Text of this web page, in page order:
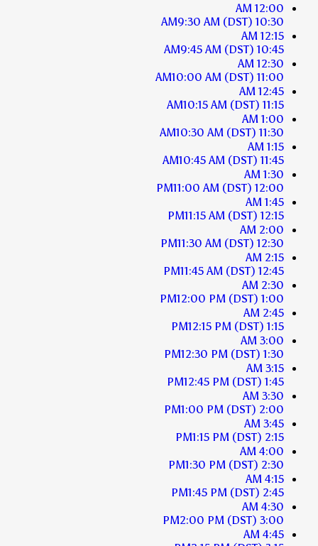
12:00 AM
10:30 AM
9:30 AM (DST)
12:15 AM
10:45 AM
9:45 AM (DST)
12:30 AM
11:00 AM
10:00 AM (DST)
12:45 AM
11:15 AM
10:15 AM (DST)
1:00 AM
11:30 AM
10:30 AM (DST)
1:15 AM
11:45 AM
10:45 AM (DST)
1:30 AM
12:00 PM
11:00 AM (DST)
1:45 AM
12:15 PM
11:15 AM (DST)
2:00 AM
12:30 PM
11:30 AM (DST)
2:15 AM
12:45 PM
11:45 AM (DST)
2:30 AM
1:00 PM
12:00 PM (DST)
2:45 AM
1:15 PM
12:15 PM (DST)
3:00 AM
1:30 PM
12:30 PM (DST)
3:15 AM
1:45 PM
12:45 PM (DST)
3:30 AM
2:00 PM
1:00 PM (DST)
3:45 AM
2:15 PM
1:15 PM (DST)
4:00 AM
2:30 PM
1:30 PM (DST)
4:15 AM
2:45 PM
1:45 PM (DST)
4:30 AM
3:00 PM
2:00 PM (DST)
4:45 AM